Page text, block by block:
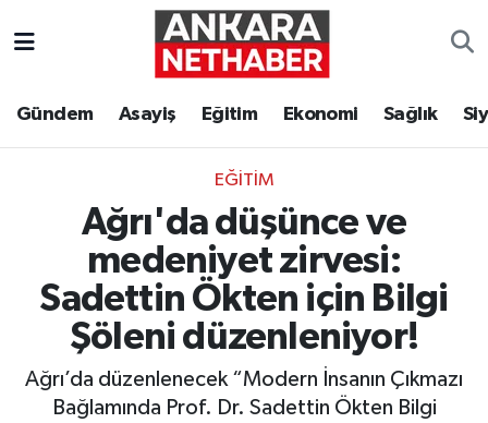
Gündem Asayiş Eğitim Ekonomi Sağlık
EĞITIM
Ağrı'da düşünce ve
medeniyet zirvesi:
Sadettin Ökten için Bilgi
Şöleni düzenleniyor!
Ağrı’da düzenlenecek “Modern İnsanın Çıkmazı
Bağlamında Prof. Dr. Sadettin Ökten Bilgi
Ekonomi
Gündem
Kim Kimdir Nereli
Resmi İlanlar
Ankara Hava Durumu
Tüm Manşetler
Son Dakika Haberleri
Haber Arşivi